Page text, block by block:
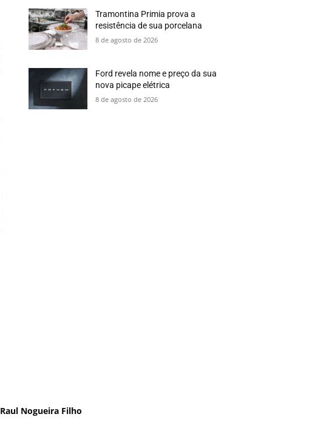
Tramontina Primia prova a
resistência de sua porcelana
8 de agosto de 2026
Ford revela nome e preço da sua
nova picape elétrica
8 de agosto de 2026
Raul Nogueira Filho